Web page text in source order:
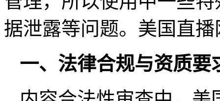
据泄露等问题。美国直
一、法律合规与资质